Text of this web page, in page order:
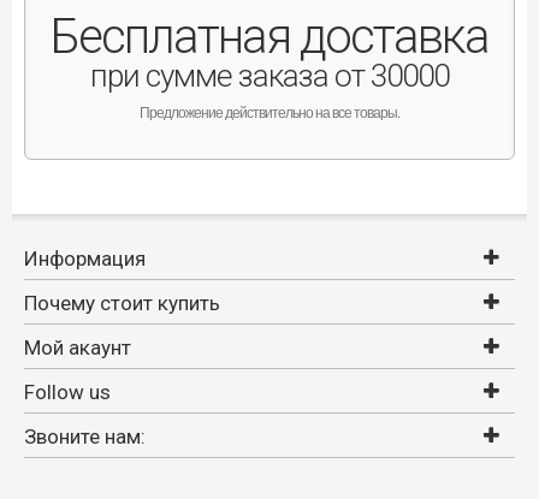
Бесплатная доставка
при сумме заказа от 30000
Предложение действительно на все товары.
Информация
Почему стоит купить
Мой акаунт
Follow us
Звоните нам: